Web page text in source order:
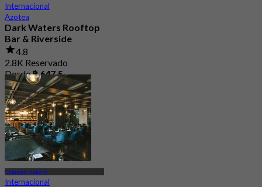
Internacional
Azotea
Dark Waters Rooftop
Bar & Riverside
4.8
2.8K Reservado
Desde฿ 647.5
Charoen Nakorn
Internacional